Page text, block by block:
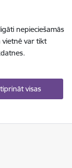
nepieciešamās
vietnē var tikt
visas